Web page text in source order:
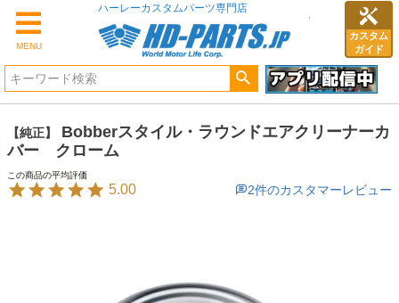
MENU
カスタム
ガイド
ハーレーカスタムパーツ専門店
【純正】
Bobberスタイル・ラウンドエアクリーナーカ
バー クローム
5.00 2